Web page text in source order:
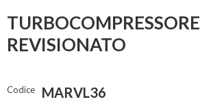
TURBOCOMPRESSORE
REVISIONATO
Codice MARVL36